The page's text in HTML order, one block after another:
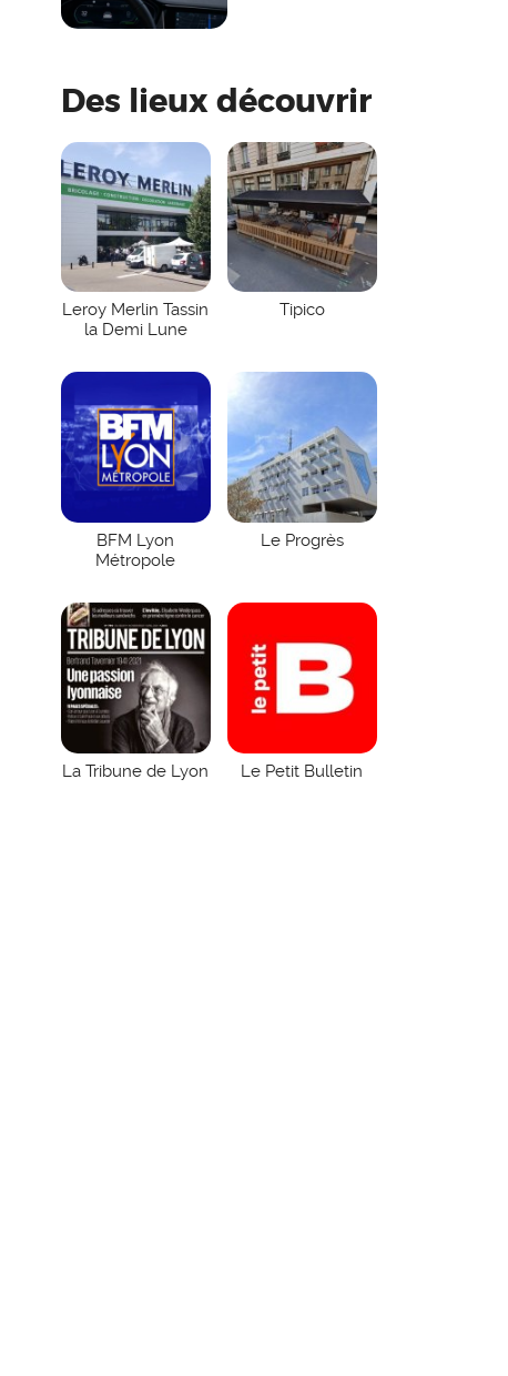
Des lieux découvrir
Leroy Merlin Tassin
la Demi Lune
Tipico
BFM Lyon
Métropole
Le Progrès
La Tribune de Lyon Le Petit Bulletin